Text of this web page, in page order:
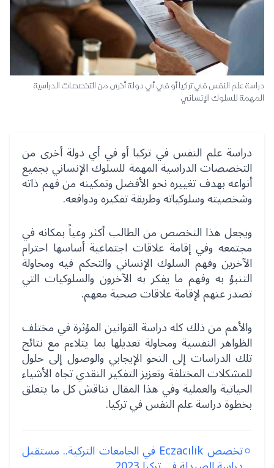
دراسة علم النفس في تركيا أو في أي دولة أخرى من التخصصات الدراسية
المهمة للسلوك الإنساني
دراسة علم النفس في تركيا أو في أي دولة أخرى من
التخصصات الدراسية المهمة للسلوك الإنساني بجميع
أنواعه بهدف تغييره نحو الأفضل وتمكينه من فهم ذاته
وشخصيته وسلوكياته وطريقة تفكيره ودوافعه.
ويجعل هذا التخصص من الطالب أكثر وعياً بمكانه في
مجتمعه وفي إقامة علاقات اجتماعية أساسها احترام
الآخرين وفهم السلوك الإنساني والتحكم فيه ومحاولة
التنبؤ به وفهم ما يفكر به الآخرون والسلوكيات التي
تصدر عنهم لإقامة علاقات صحية معهم.
والأهم من ذلك كله دراسة القوانين المؤثرة في مختلف
الظواهر النفسية ومحاولة تعديلها بما يتلاءم مع نتائج
تلك الدراسات إلى النحو الإيجابي والوصول إلى حلول
للمشكلات المختلفة وتعزيز التفكير النقدي تجاه الأشياء
الحياتية والعملية وفي هذا المقال نناقش كل ما يتعلق
بخطوة دراسة علم النفس في تركيا.
تخصص Eczacılık في الجامعات التركية.. مستقبل